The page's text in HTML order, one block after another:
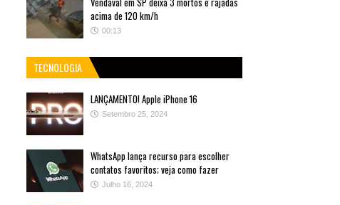
acima de 120 km/h
00:13
TECNOLOGIA
LANÇAMENTO! Apple iPhone 16
Setembro 25, 2024
WhatsApp lança recurso para escolher
contatos favoritos; veja como fazer
Julho 16, 2024